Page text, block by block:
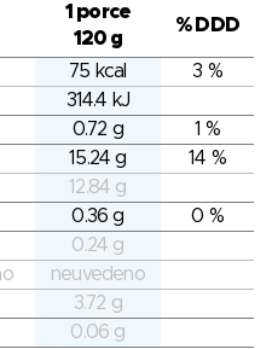
1 porce
120 g
% DDD
75 kcal
3 %
314.4 kJ
0.72 g
1 %
15.24 g
14 %
12.84 g
0.36 g
0 %
0.24 g
neuvedeno
3.72 g
0.06 g